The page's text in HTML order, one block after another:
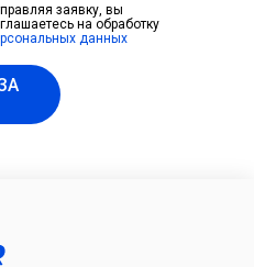
заявку, вы
на обработку
данных